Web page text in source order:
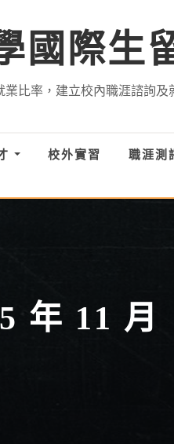
國際生
比率，建立校內職涯諮詢
校外實習 職涯測
年 11 月